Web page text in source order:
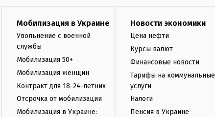
Мобилизация в Украине
Увольнение с военной
службы
Мобилизация 50+
Мобилизация женщин
Контракт для 18-24-летних
Отсрочка от мобилизации
Мобилизация в Украине:
Новости экономики
Цена нефти
Курсы валют
Финансовые новости
Тарифы на коммунальные
услуги
Налоги
Пенсия в Украине